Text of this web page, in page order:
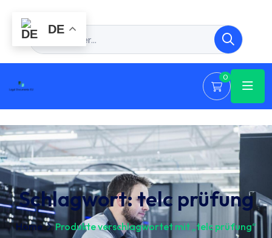
0
Schlagwort:telc prüfung
Home Produkte verschlagwortet mit „telc prüfung“
DE